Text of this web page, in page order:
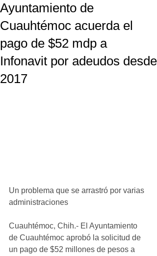
Ayuntamiento de
Cuauhtémoc acuerda el
pago de $52 mdp a
Infonavit por adeudos desde
2017
Un problema que se arrastró por varias
administraciones
Cuauhtémoc, Chih.- El Ayuntamiento
de Cuauhtémoc aprobó la solicitud de
un pago de $52 millones de pesos a